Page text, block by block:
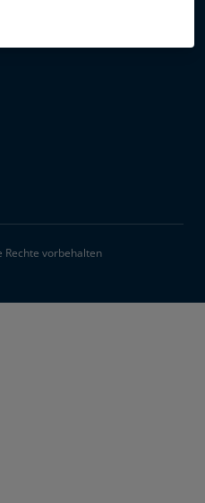
Rechte vorbehalten